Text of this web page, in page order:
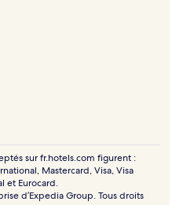
sur fr.hotels.com figurent :
Mastercard, Visa, Visa
et Eurocard.
d’Expedia Group. Tous droits